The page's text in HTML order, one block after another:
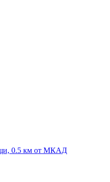
0.5 км от МКАД